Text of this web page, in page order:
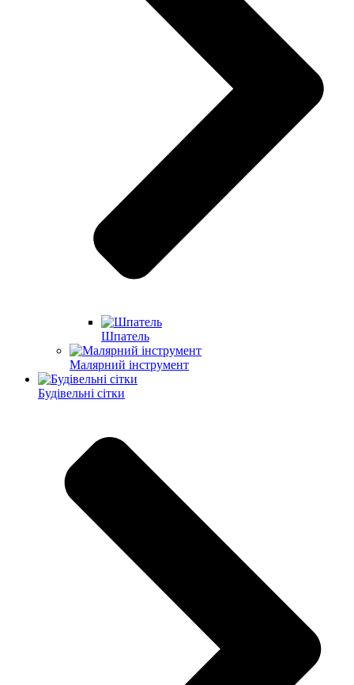
Шпатель
Малярний інструмент
Будівельні сітки